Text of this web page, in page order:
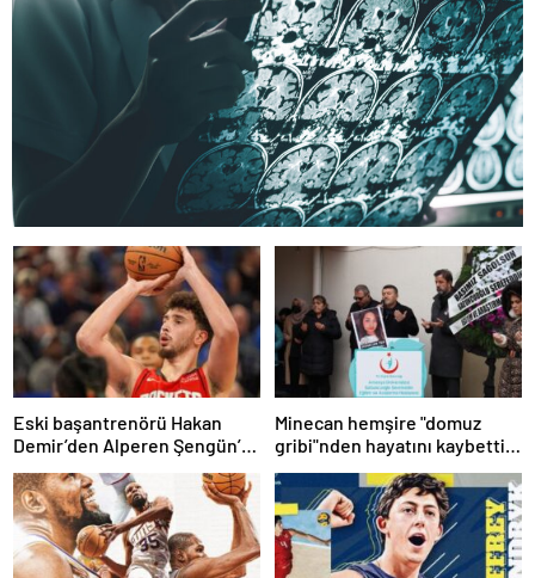
Eski başantrenörü Hakan
Demir’den Alperen Şengün’e
övgü
Minecan hemşire "domuz
gribi"nden hayatını kaybetti –
Haberler | Sağlık Haberleri